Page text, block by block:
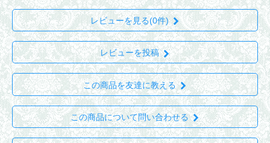
レビューを見る(0件)
レビューを投稿
この商品を友達に教える
この商品について問い合わせる